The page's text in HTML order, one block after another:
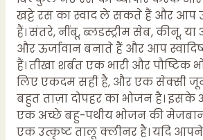
खट्टे रस का स्वाद ले सकते हैं और आप
हैं। संतरे, नींबू, ब्लडस्ट्रीम सेब, कीनू, या
और ऊर्जावान बनाते हैं और आप
हैं। तीखा शर्बत एक भारी और
लिए एकदम सही है, और एक सेक्सी
बहुत ताज़ा दोपहर का भोजन है। इसके
एक अच्छे बहु-पथीय भोजन की
एक उत्कृष्ट तालू क्लीनर है। यदि